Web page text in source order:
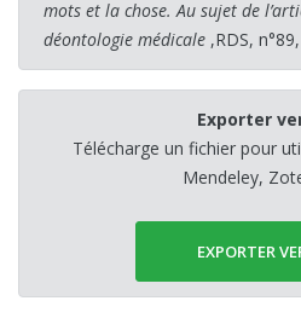
mots et la chose. Au sujet de
déontologie médicale ,RDS,
Exporter
Télécharge un fichier pour
Mendeley,
EXPORTER